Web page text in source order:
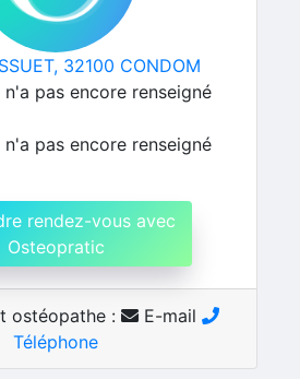
32100 CONDOM
pas encore renseigné
pas encore renseigné
rendez-vous avec
Osteopratic
ostéopathe :
E-mail
Téléphone